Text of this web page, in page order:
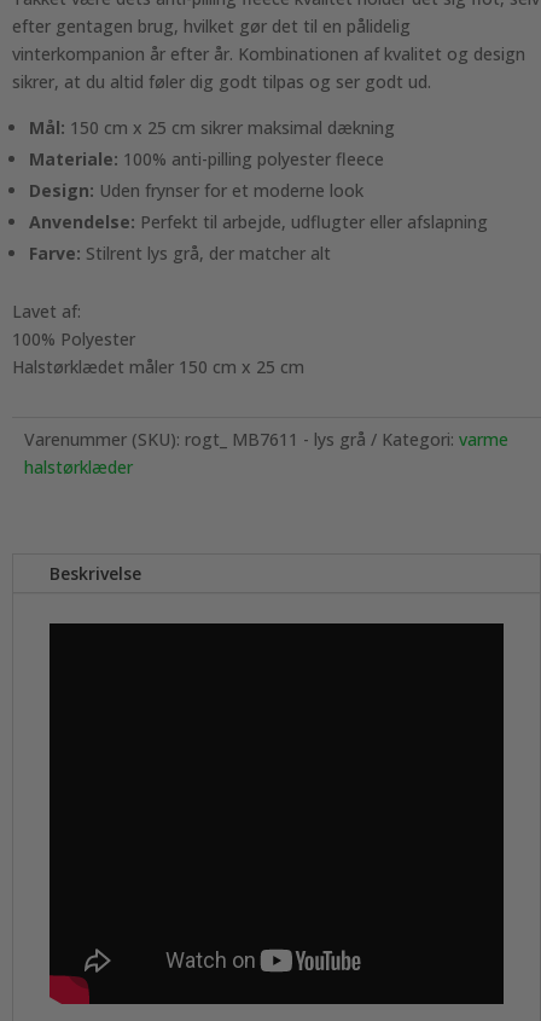
efter gentagen brug, hvilket gør det til en pålidelig
vinterkompanion år efter år. Kombinationen af kvalitet og design
sikrer, at du altid føler dig godt tilpas og ser godt ud.
Mål: 150 cm x 25 cm sikrer maksimal dækning
Materiale: 100% anti-pilling polyester fleece
Design: Uden frynser for et moderne look
Anvendelse: Perfekt til arbejde, udflugter eller afslapning
Farve: Stilrent lys grå, der matcher alt
Lavet af:
100% Polyester
Halstørklædet måler 150 cm x 25 cm
Varenummer (SKU): rogt_ MB7611 - lys grå Kategori: varme
halstørklæder
Beskrivelse